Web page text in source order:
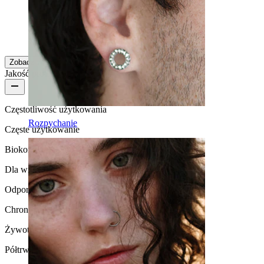
Rozpychanie
OK
Kaitlin Zakup potwierdzony
Zobacz więcej
Jakość produktu
Częstotliwość użytkowania
Częste użytkowanie
Biokompatybilność
Dla większości rodzajów skóry
Odporność na działanie wody
Chronić przed wodą
Żywotność
Półtrwała